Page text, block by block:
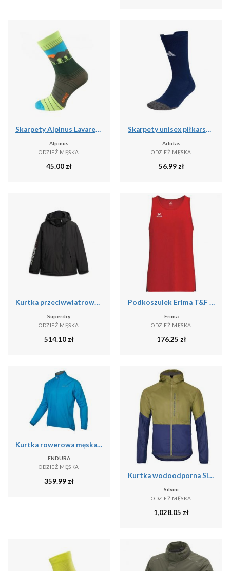
Skarpety Alpinus Lavaredo zielone
Alpinus
ODZIEŻ MĘSKA
45.00 zł
Skarpety unisex piłkarskie adidas Football Cushioned Performance
Adidas
ODZIEŻ MĘSKA
56.99 zł
Kurtka przeciwwiatrowa z kapturem Yachter od SUPERDRY
Superdry
ODZIEŻ MĘSKA
514.10 zł
Podkoszulek Erima T&F Wings czerwony
Erima
ODZIEŻ MĘSKA
176.25 zł
Kurtka rowerowa męska Endura Xtract II hi-viz
ENDURA
ODZIEŻ MĘSKA
359.99zł
Kurtka wodoodporna Silvini Sassolungo
Silvini
ODZIEŻ MĘSKA
1,028.05 zł